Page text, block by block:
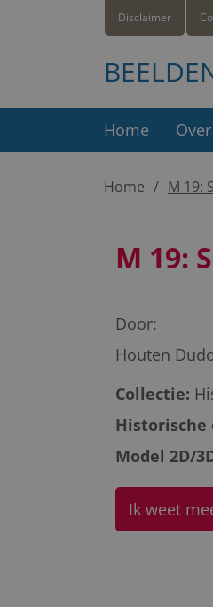
Disclaimer
Home
Home M 19:
M 19:
Door:
Houten
Collectie:
Historische
Model 2D/
Ik weet